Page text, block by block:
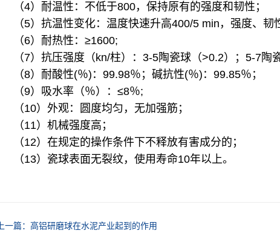
（4）耐温性：不低于800，保持原有的强度和韧性；
（5）抗温性变化：温度快速升高400/5 min，强度、韧
（6）耐热性：≥1600;
（7）抗压强度（kn/柱）：3-5陶瓷球（>0.2）；5-7陶
（8）耐酸性(％)：99.98％；碱抗性(％)：99.85％；
（9）吸水率（％）：≤8％;
（10）外观：圆度均匀，无加强筋；
（11）机械强度高；
（12）在规定的操作条件下不释放有害成分的；
（13）瓷球表面无裂纹，使用寿命10年以上。
上一篇：高铝研磨球在水泥产业起到的作用